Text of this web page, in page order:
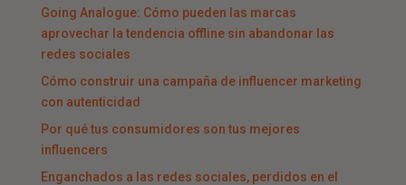
Going Analogue: Cómo pueden las marcas
aprovechar la tendencia offline sin abandonar las
redes sociales
Cómo construir una campaña de influencer marketing
con autenticidad
Por qué tus consumidores son tus mejores
influencers
Enganchados a las redes sociales, perdidos en el